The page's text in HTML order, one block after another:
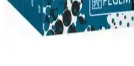
Anlatımlı Modüler Set Detaylı
Pegem Akademi’nin 2022 KPSS Eğitim
anlatımları ve güncel içerikleriyle sınava